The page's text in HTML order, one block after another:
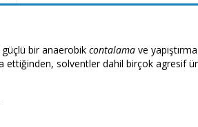
bir anaerobik contalama ve
ettiğinden, solventler dahil birçok agresif